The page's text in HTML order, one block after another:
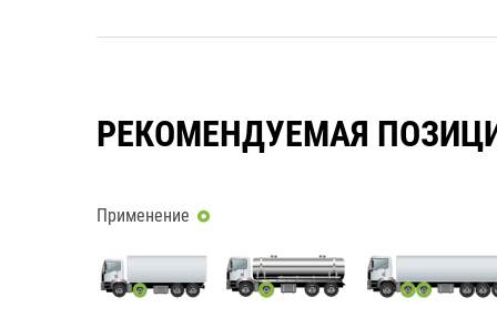
РЕКОМЕНДУЕМАЯ
Применение